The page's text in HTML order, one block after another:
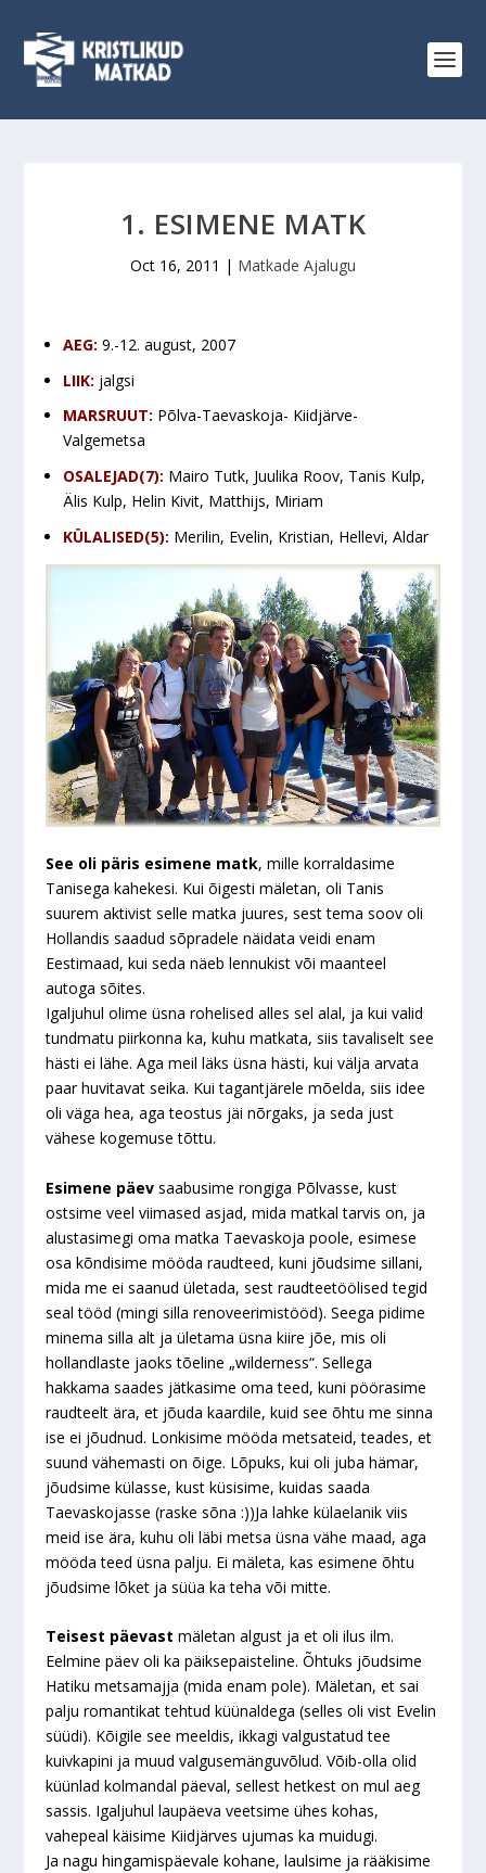
1. ESIMENE MATK
Oct 16, 2011 | Matkade Ajalugu
AEG: 9.-12. august, 2007
LIIK: jalgsi
MARSRUUT: Põlva-Taevaskoja- Kiidjärve-
Valgemetsa
OSALEJAD(7): Mairo Tutk, Juulika Roov, Tanis Kulp,
Älis Kulp, Helin Kivit, Matthijs, Miriam
KÜLALISED(5): Merilin, Evelin, Kristian, Hellevi, Aldar
See oli päris esimene matk, mille korraldasime
Tanisega kahekesi. Kui õigesti mäletan, oli Tanis
suurem aktivist selle matka juures, sest tema soov oli
Hollandis saadud sõpradele näidata veidi enam
Eestimaad, kui seda näeb lennukist või maanteel
autoga sõites.
Igaljuhul olime üsna rohelised alles sel alal, ja kui valid
tundmatu piirkonna ka, kuhu matkata, siis tavaliselt see
hästi ei lähe. Aga meil läks üsna hästi, kui välja arvata
paar huvitavat seika. Kui tagantjärele mõelda, siis idee
oli väga hea, aga teostus jäi nõrgaks, ja seda just
vähese kogemuse tõttu.
Esimene päev saabusime rongiga Põlvasse, kust
ostsime veel viimased asjad, mida matkal tarvis on, ja
alustasimegi oma matka Taevaskoja poole, esimese
osa kõndisime mööda raudteed, kuni jõudsime sillani,
mida me ei saanud ületada, sest raudteetöölised tegid
seal tööd (mingi silla renoveerimistööd). Seega pidime
minema silla alt ja ületama üsna kiire jõe, mis oli
hollandlaste jaoks tõeline „wilderness“. Sellega
hakkama saades jätkasime oma teed, kuni pöörasime
raudteelt ära, et jõuda kaardile, kuid see õhtu me sinna
ise ei jõudnud. Lonkisime mööda metsateid, teades, et
suund vähemasti on õige. Lõpuks, kui oli juba hämar,
jõudsime külasse, kust küsisime, kuidas saada
Taevaskojasse (raske sõna :))Ja lahke külaelanik viis
meid ise ära, kuhu oli läbi metsa üsna vähe maad, aga
mööda teed üsna palju. Ei mäleta, kas esimene õhtu
jõudsime lõket ja süüa ka teha või mitte.
Teisest päevast mäletan algust ja et oli ilus ilm.
Eelmine päev oli ka päiksepaisteline. Õhtuks jõudsime
Hatiku metsamajja (mida enam pole). Mäletan, et sai
palju romantikat tehtud küünaldega (selles oli vist Evelin
süüdi). Kõigile see meeldis, ikkagi valgustatud tee
kuivkapini ja muud valgusemänguvõlud. Võib-olla olid
küünlad kolmandal päeval, sellest hetkest on mul aeg
sassis. Igaljuhul laupäeva veetsime ühes kohas,
vahepeal käisime Kiidjärves ujumas ka muidugi.
Ja nagu hingamispäevale kohane, laulsime ja rääkisime